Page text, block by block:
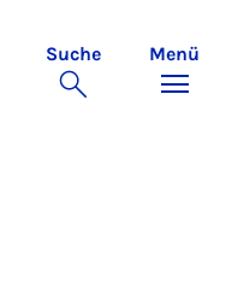
Suche Menü